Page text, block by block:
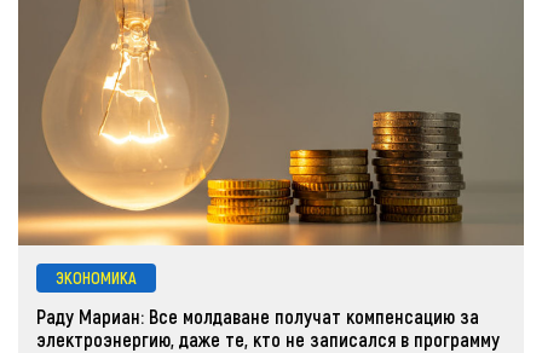
ЭКОНОМИКА
Раду Мариан: Все молдаване получат компенсацию за
электроэнергию, даже те, кто не записался в программу